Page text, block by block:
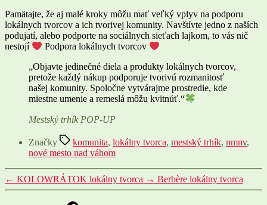
Pamätajte, že aj malé kroky môžu mať veľký vplyv na podporu
lokálnych tvorcov a ich tvorivej komunity. Navštívte jedno z naších
podujatí, alebo podporte na sociálnych sieťach lajkom, to vás nič
nestojí
Podpora lokálnych tvorcov
„Objavte jedinečné diela a produkty lokálnych tvorcov,
pretože každý nákup podporuje tvorivú rozmanitosť
našej komunity. Spoločne vytvárajme prostredie, kde
miestne umenie a remeslá môžu kvitnúť.“
Mestský trhík POP-UP
Značky komunita, lokálny tvorca, mestský trhík, nmnv,
nové mesto nad váhom
← KOLOWRÁTOK lokálny tvorca → Berbère lokálny tvorca